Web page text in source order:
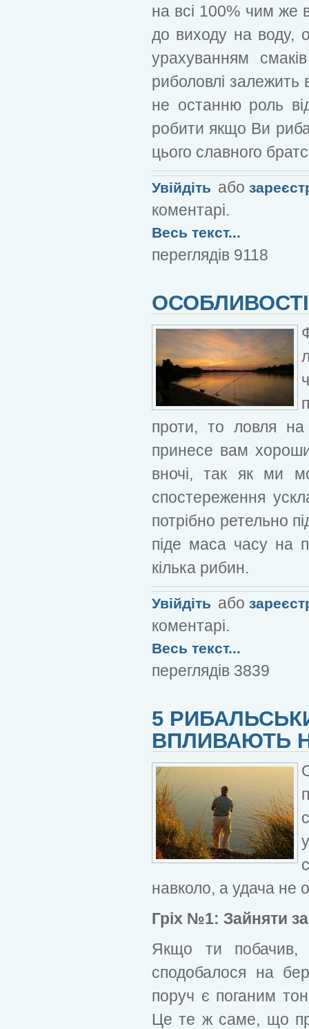
на всі 100% чим же
до виходу на воду,
урахуванням
риболовлі залежить
не останню роль
робити якщо Ви
цього славного
Увійдіть або
коментарі.
Весь текст...
переглядів 9118
проти, то ловля на
принесе вам
вночі, так як ми
спостереження
потрібно ретельно
піде маса часу на
кілька рибин.
Увійдіть або
коментарі.
Весь текст...
переглядів 3839
5
ВПЛИВАЮТЬ
навколо, а удача не
Гріх №1: Зайняти
Якщо ти побачив,
сподобалося на
поруч є поганим
Це те ж саме, що при